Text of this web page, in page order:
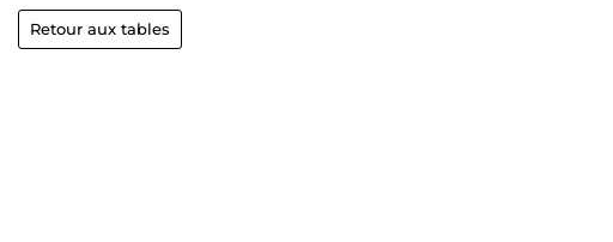
Retour aux tables